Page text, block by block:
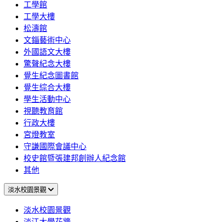
工學館
工學大樓
松濤館
文錙藝術中心
外國語文大樓
驚聲紀念大樓
覺生紀念圖書館
覺生綜合大樓
學生活動中心
視聽教育館
行政大樓
宮燈教室
守謙國際會議中心
校史館暨張建邦創辦人紀念館
其他
淡水校園景觀
淡水校園景觀